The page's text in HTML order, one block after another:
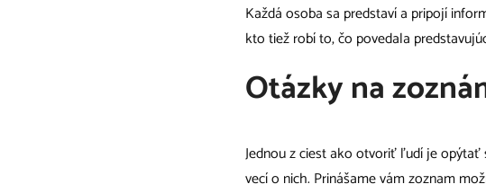
Každá osoba sa predstaví a pripojí
kto tiež robí to, čo povedala
Otázky na
Jednou z ciest ako otvoriť ľudí je opýtať
vecí o nich. Prinášame vám zoznam